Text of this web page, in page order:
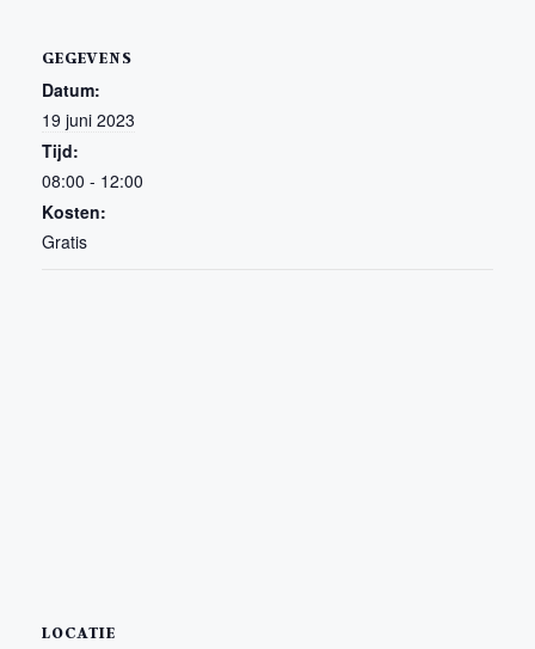
GEGEVENS
Datum:
19 juni 2023
Tijd:
08:00 - 12:00
Kosten:
Gratis
LOCATIE